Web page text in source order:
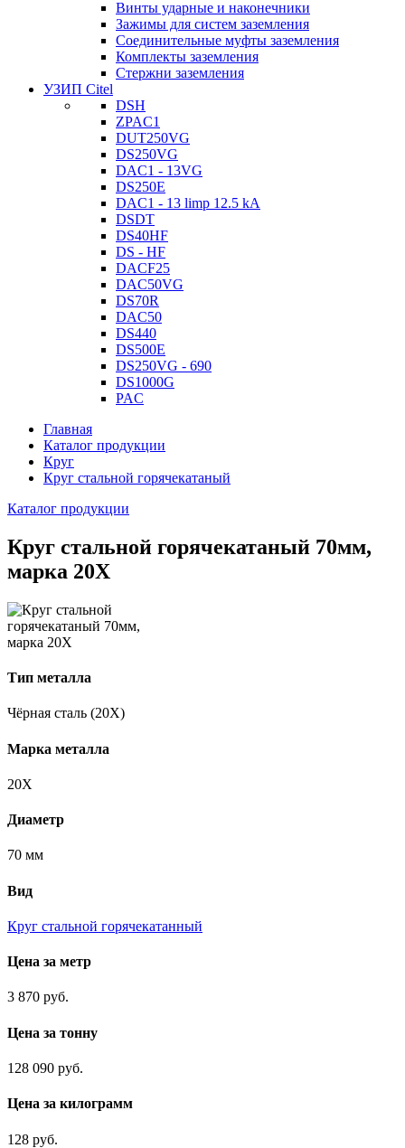
Винты ударные и наконечники
Зажимы для систем заземления
Соединительные муфты заземления
Комплекты заземления
Стержни заземления
УЗИП Citel
DSH
ZPAC1
DUT250VG
DS250VG
DAC1 - 13VG
DS250E
DAC1 - 13 limp 12.5 kA
DSDT
DS40HF
DS - HF
DACF25
DAC50VG
DS70R
DAC50
DS440
DS500E
DS250VG - 690
DS1000G
PAC
Главная
Каталог продукции
Круг
Круг стальной горячекатаный
Каталог продукции
Круг стальной горячекатаный 70мм,
марка 20Х
Тип металла
Чёрная сталь (20Х)
Марка металла
20Х
Диаметр
70 мм
Вид
Круг стальной горячекатанный
Цена за метр
3 870 руб.
Цена за тонну
128 090 руб.
Цена за килограмм
128 руб.